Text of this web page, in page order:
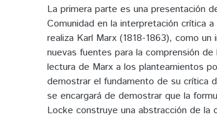
La primera parte es una presentación
Comunidad en la interpretación crítica
realiza Karl Marx (1818-1863), como
nuevas fuentes para la comprensión
lectura de Marx a los planteamientos
demostrar el fundamento de su crítica
se encargará de demostrar que la
Locke construye una abstracción de la